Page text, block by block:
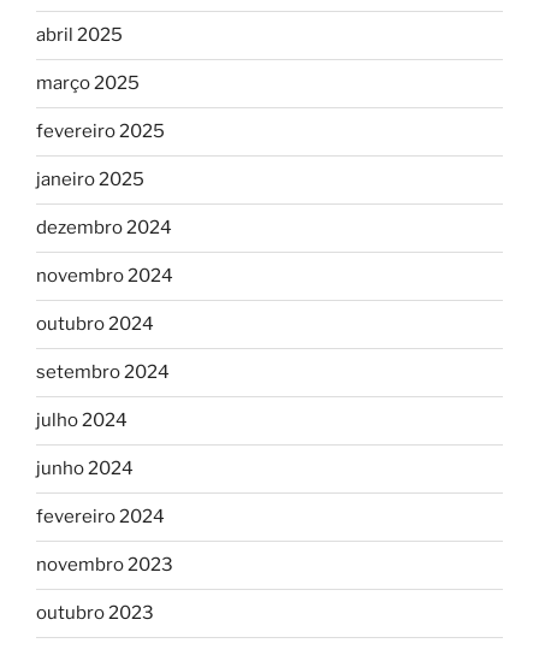
abril 2025
março 2025
fevereiro 2025
janeiro 2025
dezembro 2024
novembro 2024
outubro 2024
setembro 2024
julho 2024
junho 2024
fevereiro 2024
novembro 2023
outubro 2023